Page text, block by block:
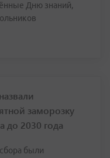
Дню знаний,
заморозку
до 2030 года
были